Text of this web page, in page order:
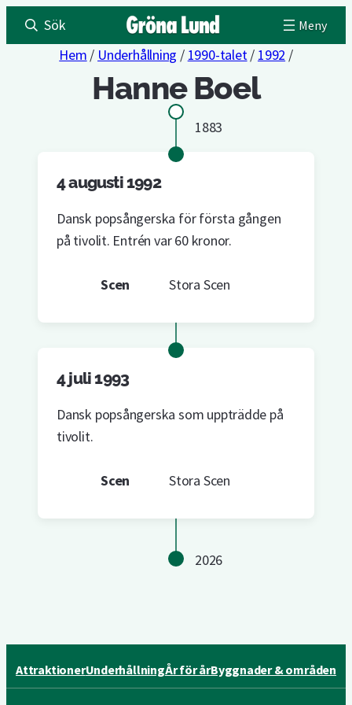
Sök
Hem / Underhållning / 1990-talet/ 1992 /
Hanne Boel
1883
4 augusti 1992
Dansk popsångerska för första gången
på tivolit. Entrén var 60 kronor.
Scen Stora Scen
4 juli 1993
Dansk popsångerska som uppträdde på
tivolit.
Scen Stora Scen
2026
AttraktionerUnderhållningÅr för årByggnader & områden